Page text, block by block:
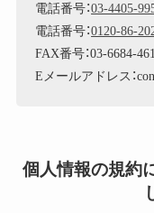
電話番号：03-4405-
電話番号：0120-86-
FAX番号：03-6684-
Eメールアドレス：
個人情報の規約